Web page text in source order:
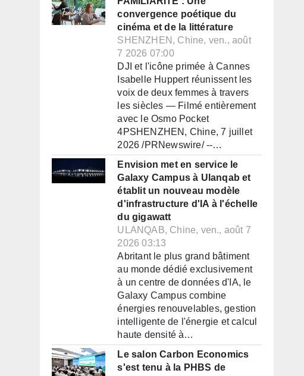
convergence poétique du
cinéma et de la littérature
SHENZHEN, Chine, ven., août
7 2026 07:00
DJI et l'icône primée à Cannes
Isabelle Huppert réunissent les
voix de deux femmes à travers
les siècles — Filmé entièrement
avec le Osmo Pocket
4PSHENZHEN, Chine, 7 juillet
2026 /PRNewswire/ --…
Envision met en service le
Galaxy Campus à Ulanqab et
établit un nouveau modèle
d'infrastructure d'IA à l'échelle
du gigawatt
ULANQAB, Chine, ven., août 7
2026 03:13
Abritant le plus grand bâtiment
au monde dédié exclusivement
à un centre de données d'IA, le
Galaxy Campus combine
énergies renouvelables, gestion
intelligente de l'énergie et calcul
haute densité à…
Le salon Carbon Economics
s'est tenu à la PHBS de